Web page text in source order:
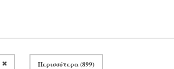
Περισσότερα (899)